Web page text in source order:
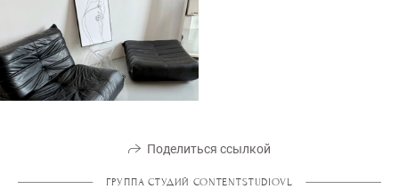
Поделиться ссылкой
ГРУППА СТУДИЙ CONTENTSTUDIOVL